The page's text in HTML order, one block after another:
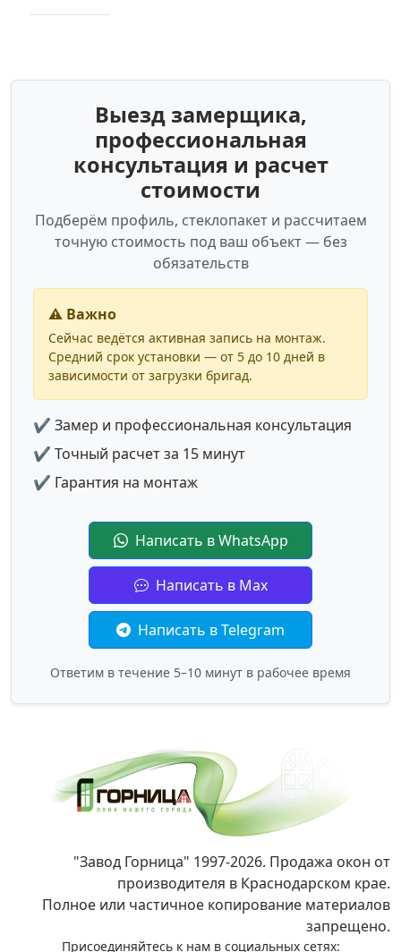
Выезд замерщика,
профессиональная
консультация и расчет
стоимости
Подберём профиль, стеклопакет и рассчитаем
точную стоимость под ваш объект — без
обязательств
⚠️ Важно
Сейчас ведётся активная запись на монтаж.
Средний срок установки — от 5 до 10 дней в
зависимости от загрузки бригад.
✔ Замер и профессиональная консультация
✔ Точный расчет за 15 минут
✔ Гарантия на монтаж
Написать в WhatsApp
Написать в Max
Написать в Telegram
Ответим в течение 5–10 минут в рабочее время
"Завод Горница" 1997-2026. Продажа окон от
производителя в Краснодарском крае.
Полное или частичное копирование материалов
запрещено.
Присоединяйтесь к нам в социальных сетях: